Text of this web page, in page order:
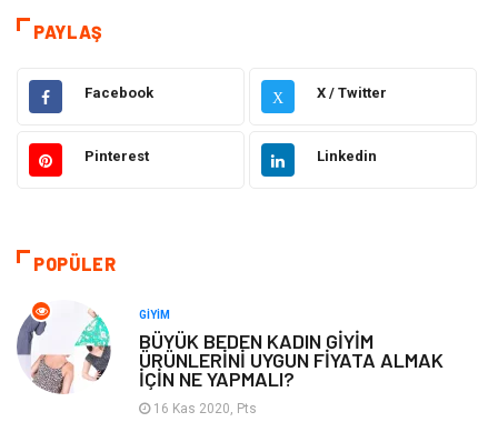
Sağlık
Elektrik Elektronik Gıda
Giyim Ulaşım ve Taşımacılık
Alışveriş
Otomotiv
Eğitim Kurumları Yapı İnşaat
PAYLAŞ
Facebook X X / Twitter
Pinterest Linkedin
POPÜLER
GIYIM
BÜYÜK BEDEN KADIN GİYİM
ÜRÜNLERİNİ UYGUN FİYATA ALMAK
İÇİN NE YAPMALI?
16 Kas 2020, Pts